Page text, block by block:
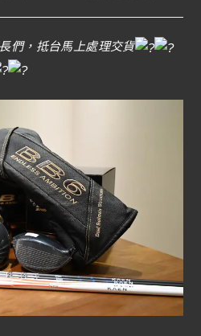
們，抵台馬上處理交貨